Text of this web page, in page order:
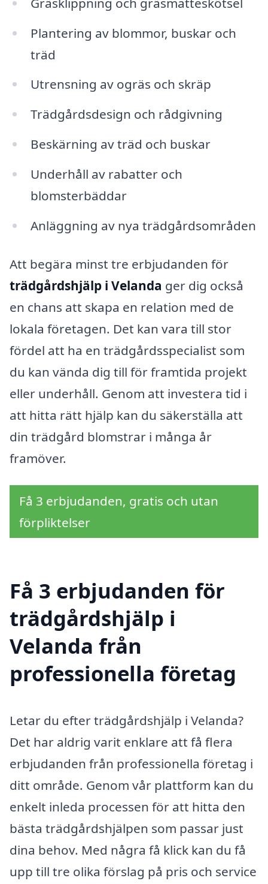
Plantering av blommor, buskar och
träd
Utrensning av ogräs och skräp
Trädgårdsdesign och rådgivning
Beskärning av träd och buskar
Underhåll av rabatter och
blomsterbäddar
Anläggning av nya trädgårdsområden
Att begära minst tre erbjudanden för
trädgårdshjälp i Velanda ger dig också
en chans att skapa en relation med de
lokala företagen. Det kan vara till stor
fördel att ha en trädgårdsspecialist som
du kan vända dig till för framtida projekt
eller underhåll. Genom att investera tid i
att hitta rätt hjälp kan du säkerställa att
din trädgård blomstrar i många år
framöver.
Få 3 erbjudanden, gratis och utan
förpliktelser
Få 3 erbjudanden för
trädgårdshjälp i
Velanda från
professionella företag
Letar du efter trädgårdshjälp i Velanda?
Det har aldrig varit enklare att få flera
erbjudanden från professionella företag i
ditt område. Genom vår plattform kan du
enkelt inleda processen för att hitta den
bästa trädgårdshjälpen som passar just
dina behov. Med några få klick kan du få
upp till tre olika förslag på pris och service